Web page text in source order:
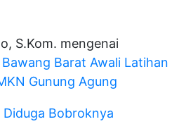
S.Kom. mengenai
Barat Awali Latihan
Gunung Agung
Diduga Bobroknya